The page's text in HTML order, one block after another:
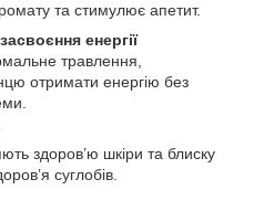
та стимулює апетит.
енергії
травлення,
отримати енергію без
здоров’ю шкіри та блиску
суглобів.